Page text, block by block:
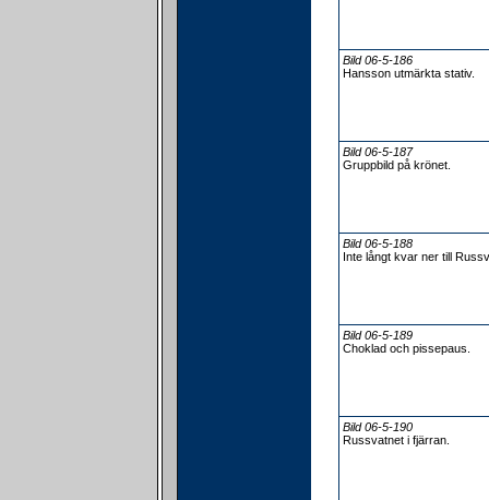
Bild 06-5-186
Hansson utmärkta stativ.
Bild 06-5-187
Gruppbild på krönet.
Bild 06-5-188
Inte långt kvar ner till
Bild 06-5-189
Choklad och pissepaus.
Bild 06-5-190
Russvatnet i fjärran.